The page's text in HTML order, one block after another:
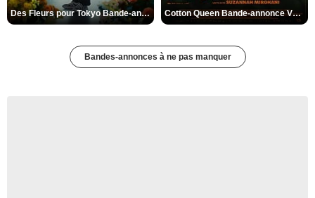
Des Fleurs pour Tokyo Bande-annonce VO STFR Cotton Queen Bande-annonce VO STFR
Bandes-annonces à ne pas manquer